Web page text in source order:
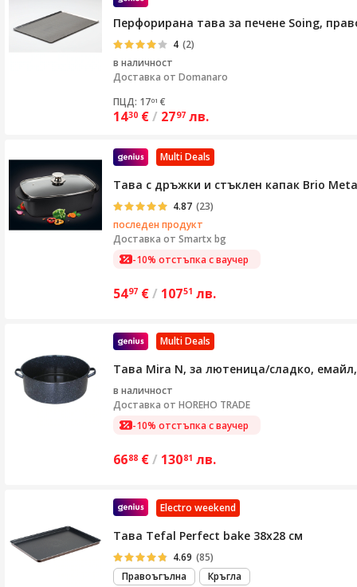
Перфорирана тава за печене Soing,
4 (2)
в наличност
Доставка от Domanaro
ПЦД: 1701 €
1430 €/ 2797 лв.
Multi Deals
Тава с дръжки и стъклен капак Brio
4.87 (23)
последен продукт
Доставка от Smartx bg
-10% отстъпка с ваучер
5497 €/ 10751 лв.
Multi Deals
Тава Mira N, за лютеница/сладко,
в наличност
Доставка от HOREHO TRADE
-10% отстъпка с ваучер
6688 €/ 13081 лв.
Electro weekend
Тава Tefal Perfect bake 38x28 см
4.69 (85)
Правоъгълна
Кръгла